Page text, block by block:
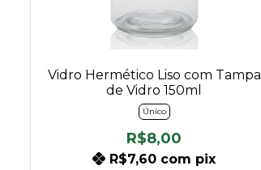
Vidro Hermético Liso com Tampa
de Vidro 150ml
Único
R$8,00
R$7,60 com pix